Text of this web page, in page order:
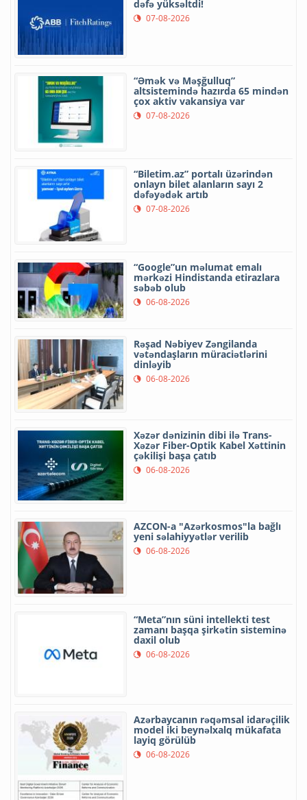
dəfə yüksəltdi!
07-08-2026
“Əmək və Məşğulluq”
altsistemində hazırda 65 mindən
çox aktiv vakansiya var
07-08-2026
“Biletim.az” portalı üzərindən
onlayn bilet alanların sayı 2
dəfəyədək artıb
07-08-2026
“Google”un məlumat emalı
mərkəzi Hindistanda etirazlara
səbəb olub
06-08-2026
Rəşad Nəbiyev Zəngilanda
vətəndaşların müraciətlərini
dinləyib
06-08-2026
Xəzər dənizinin dibi ilə Trans-
Xəzər Fiber-Optik Kabel Xəttinin
çəkilişi başa çatıb
06-08-2026
AZCON-a "Azərkosmos"la bağlı
yeni səlahiyyətlər verilib
06-08-2026
“Meta”nın süni intellekti test
zamanı başqa şirkətin sisteminə
daxil olub
06-08-2026
Azərbaycanın rəqəmsal idarəçilik
model iki beynəlxalq mükafata
layiq görülüb
06-08-2026